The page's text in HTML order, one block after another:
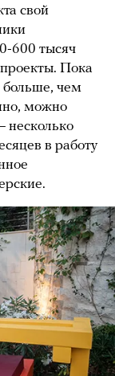
свой
600 тысяч
Пока
больше, чем
можно
несколько
в работу